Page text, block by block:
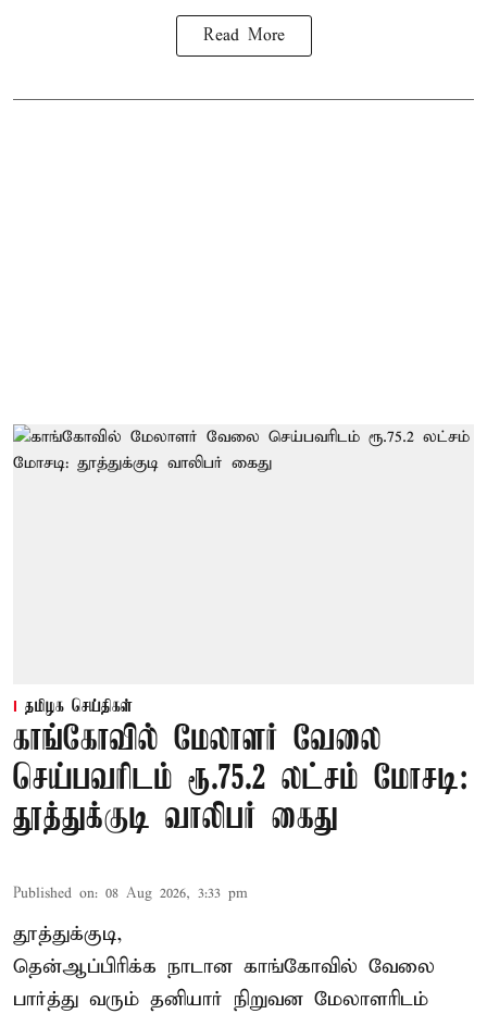
Read More
தமிழக செய்திகள்
காங்கோவில் மேலாளர் வேலை
செய்பவரிடம் ரூ.75.2 லட்சம் மோசடி:
தூத்துக்குடி வாலிபர் கைது
Published on: 08 Aug 2026, 3:33 pm
தூத்துக்குடி,
தென்ஆப்பிரிக்க நாடான காங்கோவில் வேலை
பார்த்து வரும் தனியார் நிறுவன மேலாளரிடம்